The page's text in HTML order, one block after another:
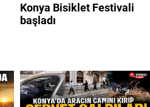
Konya Bisiklet Festivali
başladı